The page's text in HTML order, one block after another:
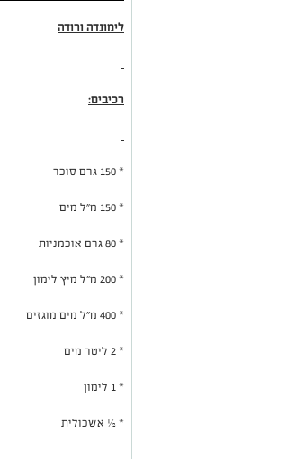
לימונדה ורודה
רכיבים:
* 150 גרם סוכר
* 150 מ״ל מים
* 80 גרם אוכמניות
* 200 מ״ל מיץ לימון
* 400 מ״ל מים מוגזים
* 2 ליטר מים
* 1 לימון
* ½ אשכולית